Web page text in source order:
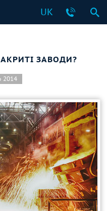
UK
ЗАВОДИ?
2014